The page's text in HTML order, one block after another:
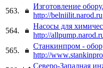
563.
Изготовление
http://belniilit.narod.ru
564.
Насосы для
http://
565.
Станкинпром -
http://
Северо-Западная